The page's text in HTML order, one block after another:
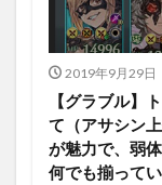
2019年9月29日
【グラブル】
て（アサシン
が魅力で、弱
何でも揃って